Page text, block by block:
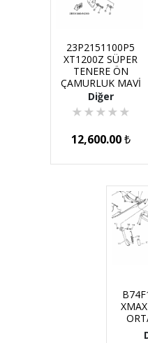
23P2151100P5
XT1200Z SÜPER
TENERE ÖN
ÇAMURLUK MAVİ
Diğer
★ ★ ★ ★ ★
12,600.00₺